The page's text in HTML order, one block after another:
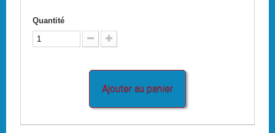
Quantité
Ajouter au panier